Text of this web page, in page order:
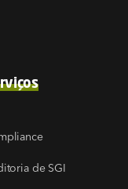
de SGI